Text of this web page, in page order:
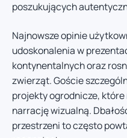
poszukujących
Najnowsze opinie
udoskonalenia w
kontynentalnych oraz
zwierząt. Goście
projekty ogrodnicze,
narrację wizualną.
przestrzeni to często